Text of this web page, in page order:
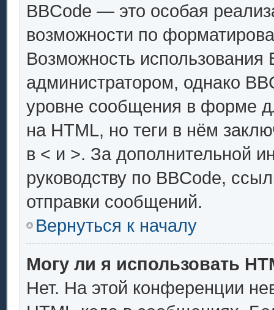
BBCode — это особая
возможности по
Возможность использования
администратором, однако
уровне сообщения в форме
на HTML, но теги в нём
в < и >. За дополнительной
руководству по BBCode,
отправки сообщений.
Вернуться к началу
Могу ли я использовать
Нет. На этой конференции